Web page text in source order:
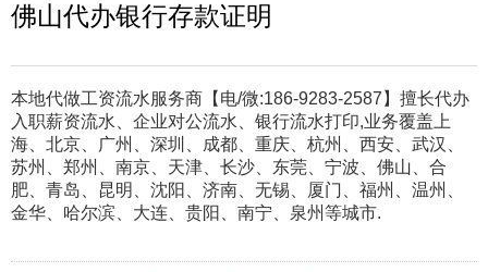
佛山代办银行存款证明
本地代做工资流水服务商【电/微:186-9283-2587】擅长代办
入职薪资流水、企业对公流水、银行流水打印,业务覆盖上
海、北京、广州、深圳、成都、重庆、杭州、西安、武汉、
苏州、郑州、南京、天津、长沙、东莞、宁波、佛山、合
肥、青岛、昆明、沈阳、济南、无锡、厦门、福州、温州、
金华、哈尔滨、大连、贵阳、南宁、泉州等城市.